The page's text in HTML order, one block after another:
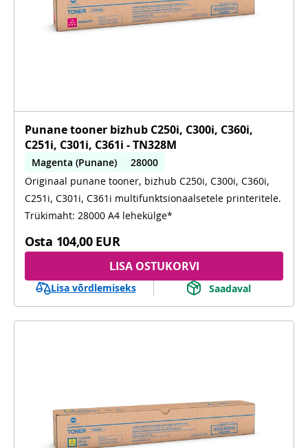
Punane tooner bizhub C250i, C300i, C360i,
C251i, C301i, C361i - TN328M
Magenta (Punane)
28000
C250i, C300i, C360i, C251i, C301i, C361i
Originaal punane tooner, bizhub C250i, C300i, C360i,
C251i, C301i, C361i multifunktsionaalsetele printeritele.
Trükimaht: 28000 A4 lehekülge*
Osta 104,00 EUR
LISA OSTUKORVI
Lisa võrdlemiseks Saadaval